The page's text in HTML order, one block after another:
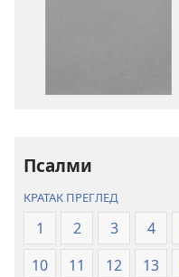
Псалми
КРАТАК ПРЕГЛЕД
1 2 3 4
10
11 12 13